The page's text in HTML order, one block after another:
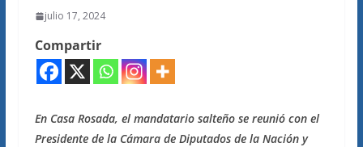
julio 17, 2024
Compartir
En Casa Rosada, el mandatario salteño se reunió con el
Presidente de la Cámara de Diputados de la Nación y